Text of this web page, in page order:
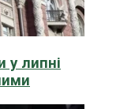
у липні